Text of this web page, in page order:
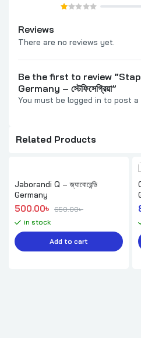
Reviews
There are no reviews yet.
Be the first to review
Germany – স্টেফিসেগ্রিয়া”
You must be logged in to post a
Related Products
Jaborandi Q – জ্যাবোরেন্ডি
Germany
650.00৳
Original price was: 650.00৳ .
500.00৳
Current price is: 500.00৳ .
in stock
Add to cart